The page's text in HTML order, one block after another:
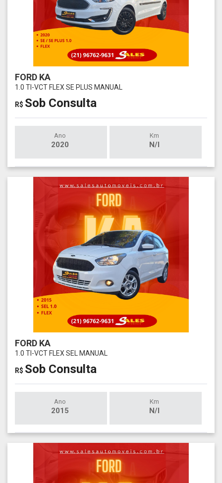
FORD KA
1.0 TI-VCT FLEX SE PLUS MANUAL
R$ Sob Consulta
Ano
2020
Km
N/I
FORD KA
1.0 TI-VCT FLEX SEL MANUAL
R$ Sob Consulta
Ano
2015
Km
N/I